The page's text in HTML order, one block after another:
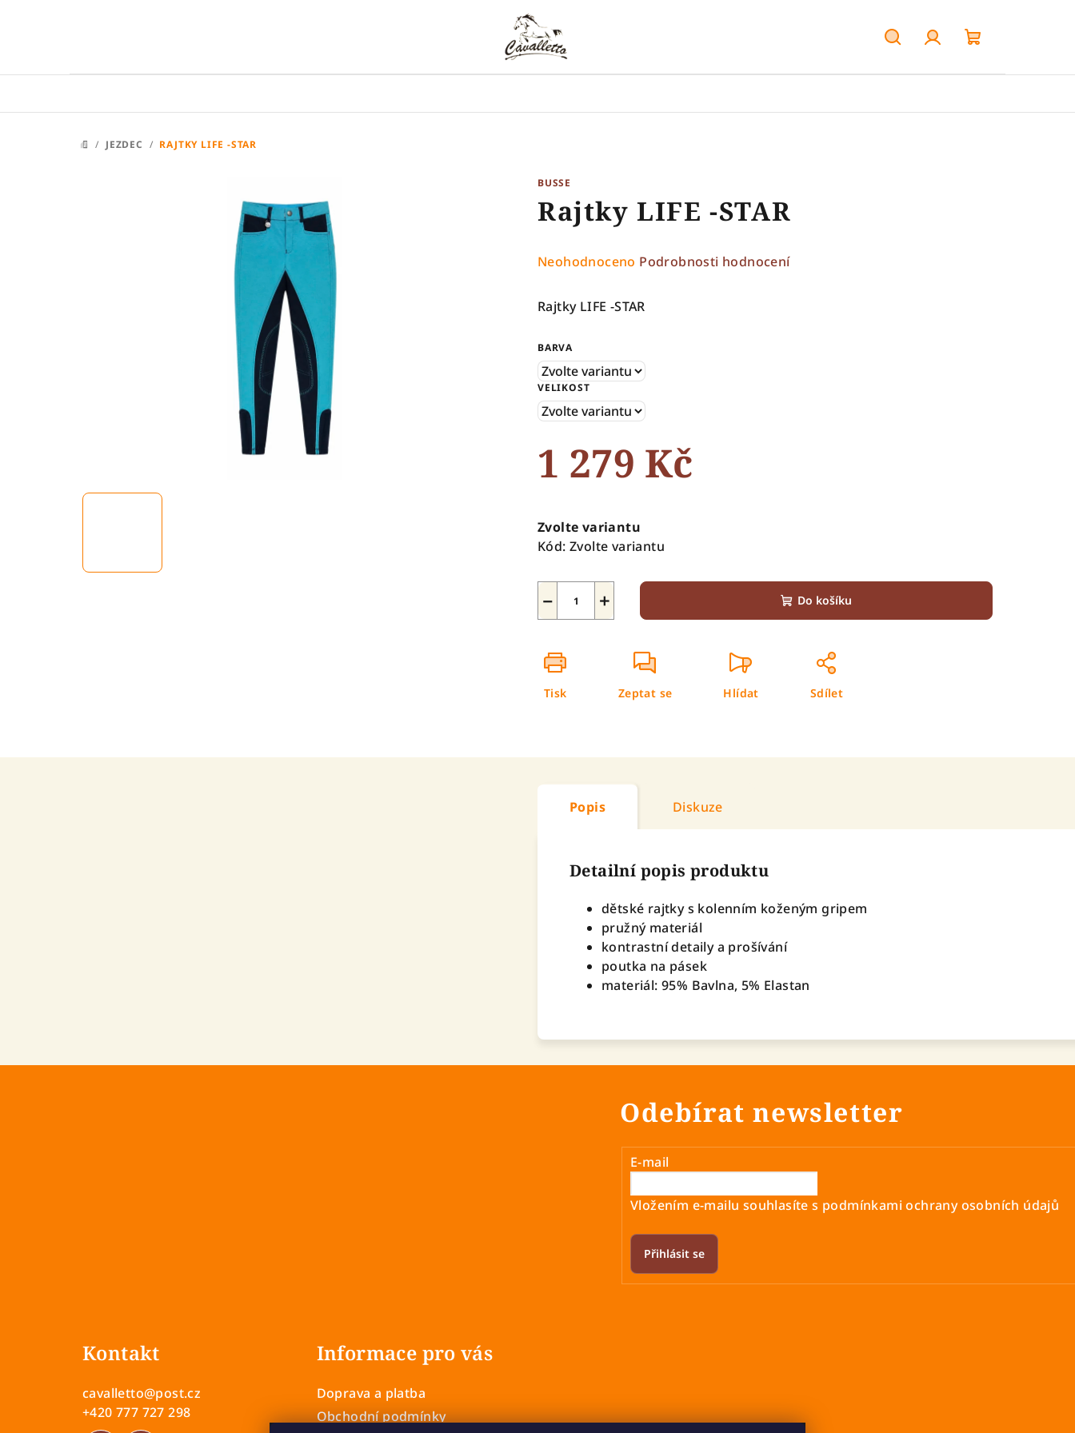
košík
DOMŮ
/ JEZDEC / RAJTKY LIFE -STAR
BUSSE
Rajtky LIFE -STAR
Průměrné
produktu
z
5
hvězdiček.
Neohodnoceno Podrobnosti hodnocení
Rajtky LIFE -STAR
BARVA
VELIKOST
1 279 Kč
cena:
Zvolte variantu
Kód: Zvolte variantu
+
− Do košíku
Tisk Zeptat se Hlídat Sdílet
Popis Diskuze
Detailní popis produktu
dětské rajtky s kolenním koženým gripem
pružný materiál
kontrastní detaily a prošívání
poutka na pásek
materiál: 95% Bavlna, 5% Elastan
Odebírat newsletter
E-mail
Vložením e-mailu souhlasíte s podmínkami ochrany osobních údajů
Přihlásit se
Kontakt
cavalletto@post.cz
+420 777 727 298
Informace pro vás
Doprava a platba
Obchodní podmínky